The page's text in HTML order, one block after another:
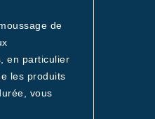
de
en particulier
les produits
vous